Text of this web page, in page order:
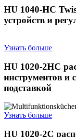
HU 1040-HС
устройств и
Узнать больше
HU 1020-2HС
инструментов и
подставкой
Узнать больше
HU 1020-2С